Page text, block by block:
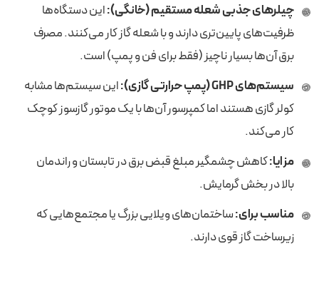
چیلرهای جذبی شعله مستقیم (خانگی):این دستگاه‌ها
ظرفیت‌های پایین‌تری دارند و با شعله گاز کار می‌کنند. مصرف
برق آن‌ها بسیار ناچیز (فقط برای فن و پمپ) است.
سیستم‌های GHP (پمپ حرارتی گازی):
این سیستم‌ها مشابه
کولر گازی هستند اما کمپرسور آن‌ها با یک موتور گازسوز کوچک
کار می‌کند.
مزایا:کاهش چشمگیر مبلغ قبض برق در تابستان و راندمان
بالا در بخش گرمایش.
مناسب برای:ساختمان‌های ویلایی بزرگ یا مجتمع‌هایی که
زیرساخت گاز قوی دارند.